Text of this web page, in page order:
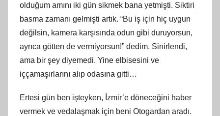
olduğum amını iki gün sikmek bana yetmişti. Siktiri
basma zamanı gelmişti artık. “Bu iş için hiç uygun
değilsin, kamera karşısında odun gibi duruyorsun,
ayrıca götten de vermiyorsun!” dedim. Sinirlendi,
ama bir şey diyemedi. Yine elbisesini ve
iççamaşırlarını alıp odasına gitti…
Ertesi gün ben işteyken, İzmir’e döneceğini haber
vermek ve vedalaşmak için beni Otogardan aradı.